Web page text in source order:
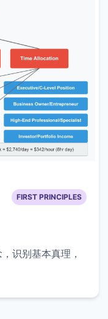
FIRST PRINCIPLES
识别基本真理，